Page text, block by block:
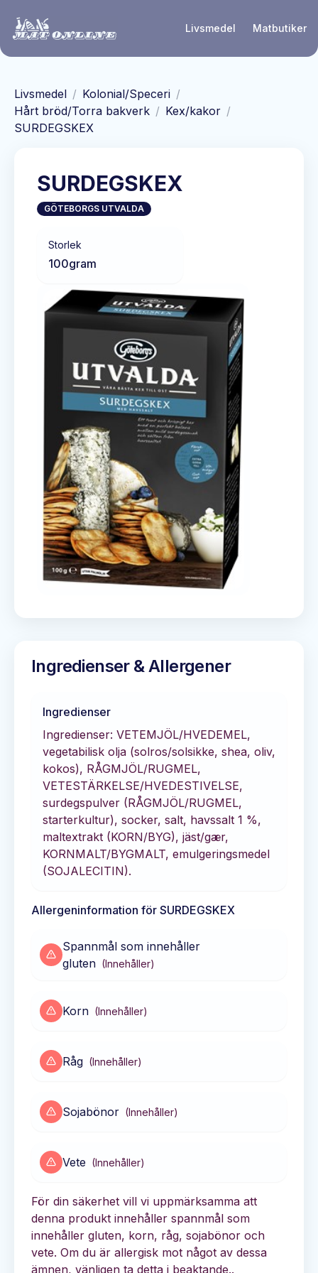
Livsmedel Matbutiker
Livsmedel / Kolonial/Speceri /
Hårt bröd/Torra bakverk / Kex/kakor /
SURDEGSKEX
SURDEGSKEX
GÖTEBORGS UTVALDA
Storlek
100gram
Ingredienser & Allergener
Ingredienser
Ingredienser: VETEMJÖL/HVEDEMEL,
vegetabilisk olja (solros/solsikke, shea, oliv,
kokos), RÅGMJÖL/RUGMEL,
VETESTÄRKELSE/HVEDESTIVELSE,
surdegspulver (RÅGMJÖL/RUGMEL,
starterkultur), socker, salt, havssalt 1 %,
maltextrakt (KORN/BYG), jäst/gær,
KORNMALT/BYGMALT, emulgeringsmedel
(SOJALECITIN).
Allergeninformation för SURDEGSKEX
Spannmål som innehåller
gluten (Innehåller)
Korn (Innehåller)
Råg (Innehåller)
Sojabönor (Innehåller)
Vete (Innehåller)
För din säkerhet vill vi uppmärksamma att
denna produkt innehåller spannmål som
innehåller gluten, korn, råg, sojabönor och
vete. Om du är allergisk mot något av dessa
ämnen, vänligen ta detta i beaktande..